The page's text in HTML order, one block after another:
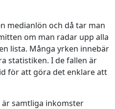
medianlön och då tar man
om man radar upp alla
lista. Många yrken innebär
statistiken. I de fallen är
för att göra det enklare att
samtliga inkomster